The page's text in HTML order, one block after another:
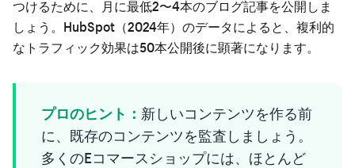
つけるために、月に最低2〜4本のブログ記事を公開しま
しょう。HubSpot（2024年）のデータによると、複利的
なトラフィック効果は50本公開後に顕著になります。
プロのヒント： 新しいコンテンツを作る前
に、既存のコンテンツを監査しましょう。
多くのEコマースショップには、ほとんど